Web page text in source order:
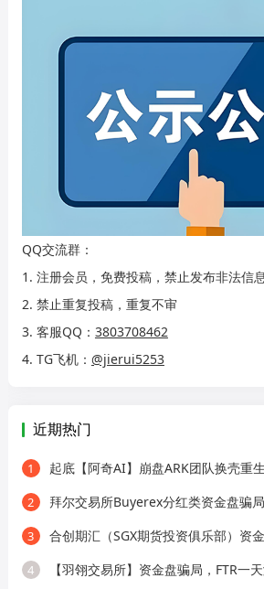
QQ交流群：
1. 注册会员，免费投稿，禁止发布非法信
2. 禁止重复投稿，重复不审
3. 客服QQ： 3803708462
4. TG飞机： @jierui5253
近期热门
1 起底【阿奇AI】崩盘ARK团队换壳重生，AI风口
2 拜尔交易所Buyerex分红类资金盘骗
3 合创期汇（SGX期货投资俱乐部）资金盘骗局，操盘
4 【羽翎交易所】资金盘骗局，FTR一天涨2美